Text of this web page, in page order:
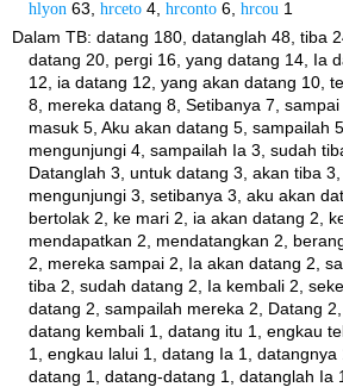
hlyon 63,hrceto 4,hrconto 6,hrcou 1
Dalam TB: datang 180, datanglah 48, tiba
datang 20, pergi 16, yang datang 14, Ia
12, ia datang 12, yang akan datang 10,
8, mereka datang 8, Setibanya 7,
masuk 5, Aku akan datang 5, sampailah
mengunjungi 4, sampailah Ia 3, sudah
Datanglah 3, untuk datang 3, akan tiba
mengunjungi 3, setibanya 3, aku akan
bertolak 2, ke mari 2, ia akan datang 2,
mendapatkan 2, mendatangkan 2,
2, mereka sampai 2, Ia akan datang 2,
tiba 2, sudah datang 2, Ia kembali 2,
datang 2, sampailah mereka 2, Datang 2,
datang kembali 1, datang itu 1, engkau
1, engkau lalui 1, datang Ia 1, datangnya
datang 1, datang-datang 1, datanglah Ia